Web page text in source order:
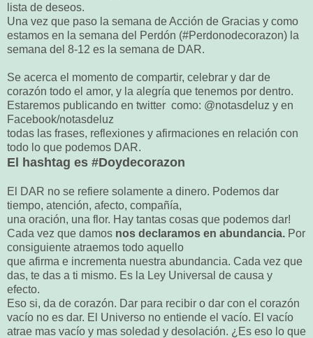
lista de deseos.
Una vez que paso la semana de Acción de Gracias y como
estamos en la semana del Perdón (#Perdonodecorazon) la
semana del 8-12 es la semana de DAR.
Se acerca el momento de compartir, celebrar y dar de
corazón todo el amor, y la alegría que tenemos por dentro.
Estaremos publicando en twitter como: @notasdeluz y en
Facebook/notasdeluz
todas las frases, reflexiones y afirmaciones en relación con
todo lo que podemos DAR.
El hashtag es #Doydecorazon
El DAR no se refiere solamente a dinero. Podemos dar
tiempo, atención, afecto, compañía,
una oración, una flor. Hay tantas cosas que podemos dar!
Cada vez que damos nos declaramos en abundancia. Por
consiguiente atraemos todo aquello
que afirma e incrementa nuestra abundancia. Cada vez que
das, te das a ti mismo. Es la Ley Universal de causa y
efecto.
Eso si, da de corazón. Dar para recibir o dar con el corazón
vacío no es dar. El Universo no entiende el vacío. El vacío
atrae mas vacío y mas soledad y desolación. ¿Es eso lo que